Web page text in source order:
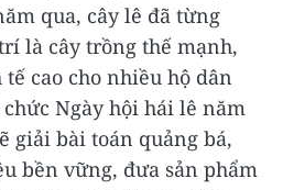
qua, cây lê đã từng
là cây trồng thế mạnh,
cao cho nhiều hộ dân
Ngày hội hái lê năm
giải bài toán quảng bá,
bền vững, đưa sản phẩm